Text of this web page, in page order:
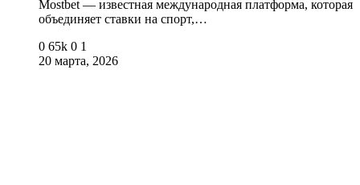
Mostbet — известная международная платформа, которая
объединяет ставки на спорт,…
0 65k 0 1
20 марта, 2026